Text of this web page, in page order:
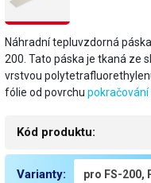
Náhradní tepluvzdorná
200. Tato páska je tkaná ze
vrstvou
fólie od povrchu
Kód produktu:
Varianty: